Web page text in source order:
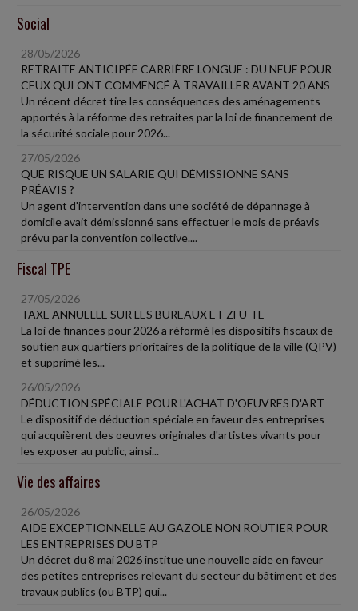
Social
28/05/2026
RETRAITE ANTICIPÉE CARRIÈRE LONGUE : DU NEUF POUR
CEUX QUI ONT COMMENCÉ À TRAVAILLER AVANT 20 ANS
Un récent décret tire les conséquences des aménagements
apportés à la réforme des retraites par la loi de financement de
la sécurité sociale pour 2026...
27/05/2026
QUE RISQUE UN SALARIE QUI DÉMISSIONNE SANS
PRÉAVIS ?
Un agent d'intervention dans une société de dépannage à
domicile avait démissionné sans effectuer le mois de préavis
prévu par la convention collective....
Fiscal TPE
27/05/2026
TAXE ANNUELLE SUR LES BUREAUX ET ZFU-TE
La loi de finances pour 2026 a réformé les dispositifs fiscaux de
soutien aux quartiers prioritaires de la politique de la ville (QPV)
et supprimé les...
26/05/2026
DÉDUCTION SPÉCIALE POUR L'ACHAT D'OEUVRES D'ART
Le dispositif de déduction spéciale en faveur des entreprises
qui acquièrent des oeuvres originales d'artistes vivants pour
les exposer au public, ainsi...
Vie des affaires
26/05/2026
AIDE EXCEPTIONNELLE AU GAZOLE NON ROUTIER POUR
LES ENTREPRISES DU BTP
Un décret du 8 mai 2026 institue une nouvelle aide en faveur
des petites entreprises relevant du secteur du bâtiment et des
travaux publics (ou BTP) qui...